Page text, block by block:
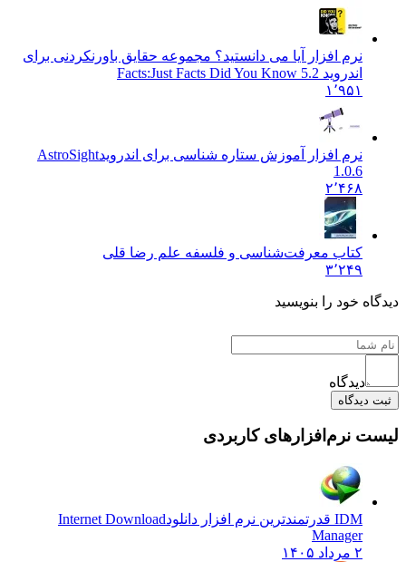
نرم افزار آیا می دانستید؟ مجموعه حقایق باورنکردنی برای
اندروید Facts: Just Facts Did You Know 5.2
۱٬۹۵۱
نرم افزار آموزش ستاره شناسی برای اندرویدAstroSight
1.0.6
۲٬۴۶۸
کتاب معرفت‌شناسی و فلسفه علم رضا قلی
۳٬۲۴۹
دیدگاه خود را بنویسید
دیدگاه
ثبت دیدگاه
لیست نرم‌افزارهای کاربردی
IDM قدرتمندترین نرم افزار دانلود
Internet Download
Manager
۲ مرداد ۱۴۰۵